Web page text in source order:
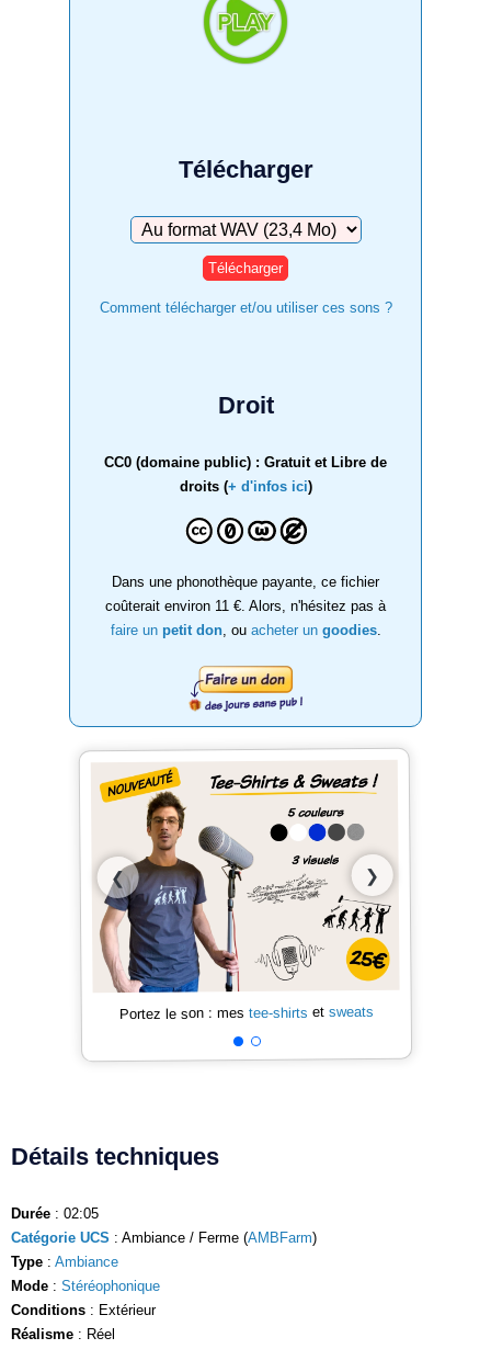
Télécharger
Télécharger
Comment télécharger et/ou utiliser ces sons ?
Droit
CC0 (domaine public) : Gratuit et Libre de
droits (+ d'infos ici)
Dans une phonothèque payante, ce fichier
coûterait environ 11 €. Alors, n'hésitez pas à
faire un petit don, ou acheter un goodies.
❮ ❯
Portez le son : mes tee-shirts et sweats
Détails techniques
Durée : 02:05
Catégorie UCS : Ambiance / Ferme (AMBFarm)
Type : Ambiance
Mode : Stéréophonique
Conditions : Extérieur
Réalisme : Réel